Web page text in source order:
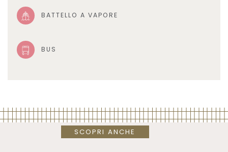
BATTELLO A VAPORE
BUS
SCOPRI ANCHE